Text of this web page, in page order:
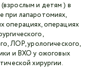
и детям ) в
при лапаротомиях,
операциях, операциях
ЛОР, урологического,
и ВХО у ожоговых
хирургии.